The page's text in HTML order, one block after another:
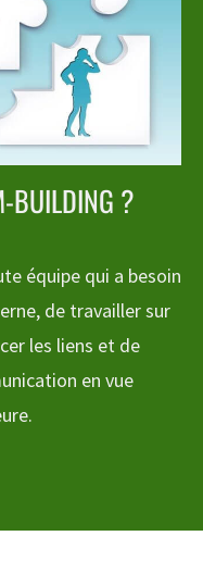
BUILDING ?
équipe qui a besoin
de travailler sur
les liens et de
en vue